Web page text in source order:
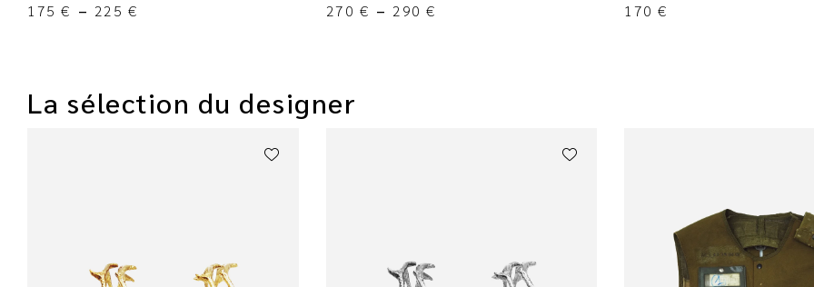
175 € – 225 € 270 € – 290 € 170 €
La sélection du designer